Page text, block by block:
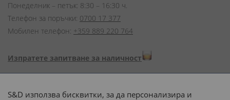
Понеделник – петък: 8:30 – 16:30 ч.
Телефон за поръчки: 0700 17 377
Мобилен телефон: +359 889 220 764
Изпратете запитване за наличност
Начини на плащане:
S&D използва бисквитки, за да персонализира и